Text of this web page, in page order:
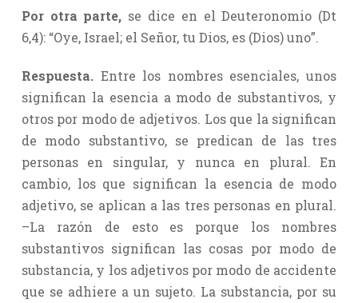
Por otra parte, se dice en el Deuteronomio (Dt
6,4): “Oye, Israel; el Señor, tu Dios, es (Dios) uno”.
Respuesta.Entre los nombres esenciales, unos
significan la esencia a modo de substantivos, y
otros por modo de adjetivos. Los que la significan
de modo substantivo, se predican de las tres
personas en singular, y nunca en plural. En
cambio, los que significan la esencia de modo
adjetivo, se aplican a las tres personas en plural.
–La razón de esto es porque los nombres
substantivos significan las cosas por modo de
substancia, y los adjetivos por modo de accidente
que se adhiere a un sujeto. La substancia, por su